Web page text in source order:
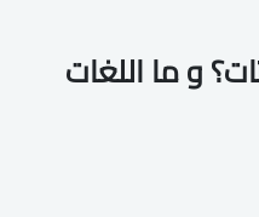
و ما اللغات